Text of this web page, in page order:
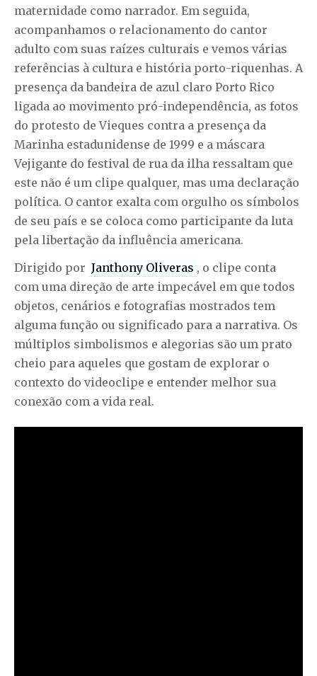
maternidade como narrador. Em seguida,
acompanhamos o relacionamento do cantor
adulto com suas raízes culturais e vemos várias
referências à cultura e história porto-riquenhas. A
presença da bandeira de azul claro Porto Rico
ligada ao movimento pró-independência, as fotos
do protesto de Vieques contra a presença da
Marinha estadunidense de 1999 e a máscara
Vejigante do festival de rua da ilha ressaltam que
este não é um clipe qualquer, mas uma declaração
política. O cantor exalta com orgulho os símbolos
de seu país e se coloca como participante da luta
pela libertação da influência americana.
Dirigido por Janthony Oliveras , o clipe conta
com uma direção de arte impecável em que todos
objetos, cenários e fotografias mostrados tem
alguma função ou significado para a narrativa. Os
múltiplos simbolismos e alegorias são um prato
cheio para aqueles que gostam de explorar o
contexto do videoclipe e entender melhor sua
conexão com a vida real.